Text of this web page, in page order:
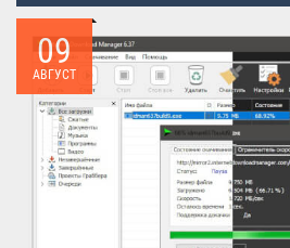
09
АВГУСТ